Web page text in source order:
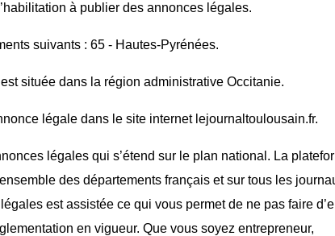
à publier des annonces légales.
suivants : 65 - Hautes-Pyrénées.
située dans la région administrative Occitanie.
légale dans le site internet lejournaltoulousain.fr.
légales qui s’étend sur le plan national. La
des départements français et sur tous les
est assistée ce qui vous permet de ne pas faire
en vigueur. Que vous soyez entrepreneur,